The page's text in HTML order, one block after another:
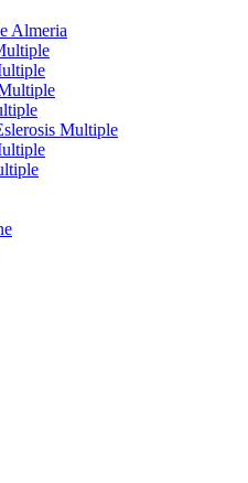
Almeria
Multiple